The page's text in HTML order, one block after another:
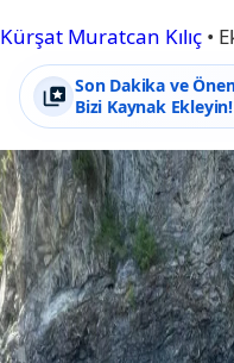
Kürşat Muratcan Kılıç •
Son Dakika ve
Bizi Kaynak Ekleyin!